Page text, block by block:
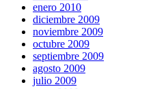
enero 2010
diciembre 2009
noviembre 2009
octubre 2009
septiembre 2009
agosto 2009
julio 2009